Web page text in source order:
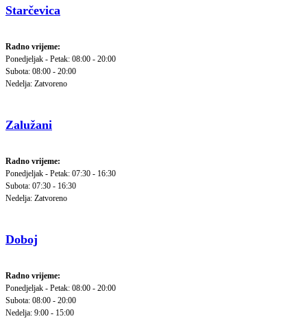
Starčevica
Radno vrijeme:
Ponedjeljak - Petak: 08:00 - 20:00
Subota: 08:00 - 20:00
Nedelja: Zatvoreno
Zalužani
Radno vrijeme:
Ponedjeljak - Petak: 07:30 - 16:30
Subota: 07:30 - 16:30
Nedelja: Zatvoreno
Doboj
Radno vrijeme:
Ponedjeljak - Petak: 08:00 - 20:00
Subota: 08:00 - 20:00
Nedelja: 9:00 - 15:00